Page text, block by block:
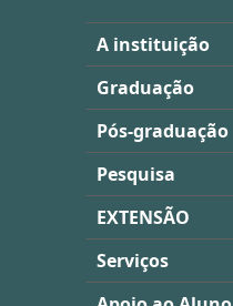
A instituição
Graduação
Pós-graduação
Pesquisa
EXTENSÃO
Serviços